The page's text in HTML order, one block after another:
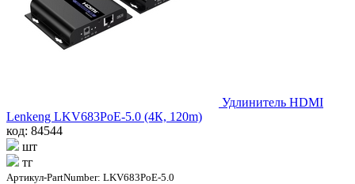
Удлинитель HDMI
Lenkeng LKV683PoE-5.0 (4К, 120m)
код: 84544
шт
тг
Артикул-PartNumber: LKV683PoE-5.0